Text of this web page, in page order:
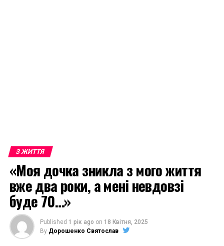
З ЖИТТЯ
«Моя дочка зникла з мого життя
вже два роки, а мені невдовзі
буде 70…»
Published 1 рік ago on 18 Квітня, 2025
By Дорошенко Святослав